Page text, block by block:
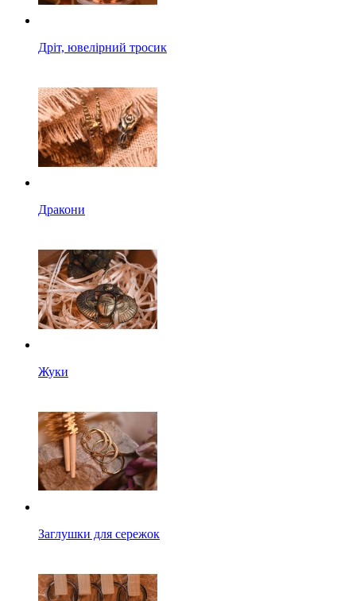
Дріт, ювелірний тросик
Дракони
Жуки
Заглушки для сережок